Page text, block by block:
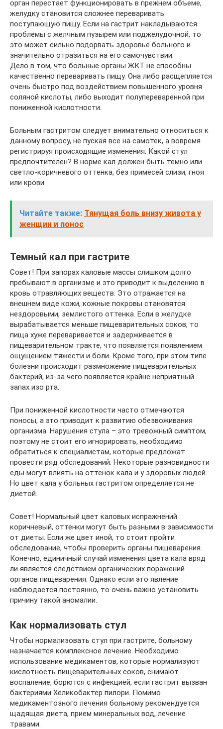
орган перестает функционировать в прежнем объеме,
желудку становится сложнее переваривать
поступающую пищу. Если на гастрит накладываются
проблемы с желчным пузырем или поджелудочной, то
это может сильно подорвать здоровье больного и
значительно отразиться на его самочувствии.
Дело в том, что больные органы ЖКТ не способны
качественно переваривать пищу. Она либо расщепляется
очень быстро под воздействием повышенного уровня
соляной кислоты, либо выходит полупереваренной при
пониженной кислотности.
Больным гастритом следует внимательно относиться к
данному вопросу, не пуская все на самотек, а вовремя
регистрируя происходящие изменения. Какой стул
предпочтителен? В норме кал должен быть темно или
светло-коричневого оттенка, без примесей слизи, гноя
или крови.
Читайте также: Тянущая боль внизу живота у
женщин и понос
Темный кал при гастрите
Совет! При запорах каловые массы слишком долго
пребывают в организме и это приводит к выделению в
кровь отравляющих веществ. Это отражается на
внешнем виде кожи, кожные покровы становятся
нездоровыми, землистого оттенка. Если в желудке
вырабатывается меньше пищеварительных соков, то
пища хуже переваривается и задерживается в
пищеварительном тракте, что появляется появлением
ощущением тяжести и боли. Кроме того, при этом типе
болезни происходит размножение пищеварительных
бактерий, из-за чего появляется крайне неприятный
запах изо рта.
При пониженной кислотности часто отмечаются
поносы, а это приводит к развитию обезвоживания
организма. Нарушения стула – это тревожный симптом,
поэтому не стоит его игнорировать, необходимо
обратиться к специалистам, которые предложат
провести ряд обследований. Некоторые разновидности
еды могут влиять на оттенок кала и у здоровых людей.
Но цвет кала у больных гастритом определяется не
диетой.
Совет! Нормальный цвет каловых испражнений
коричневый, оттенки могут быть разными в зависимости
от диеты. Если же цвет иной, то стоит пройти
обследование, чтобы проверить органы пищеварения.
Конечно, единичный случай изменения цвета кала вряд
ли является следствием органических поражений
органов пищеварения. Однако если это явление
наблюдается постоянно, то очень важно установить
причину такой аномалии.
Как нормализовать стул
Чтобы нормализовать стул при гастрите, больному
назначается комплексное лечение. Необходимо
использование медикаментов, которые нормализуют
кислотность пищеварительных соков, снимают
воспаление, борются с инфекцией, если гастрит вызван
бактериями Хеликобактер пилори. Помимо
медикаментозного лечения больному рекомендуется
щадящая диета, прием минеральных вод, лечение
травами.